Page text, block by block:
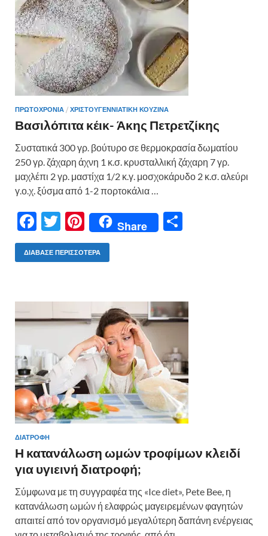
ε
ΠΡΩΤΟΧΡΟΝΙΑ / ΧΡΙΣΤΟΥΓΕΝΝΙΑΤΙΚΗ ΚΟΥΖΙΝΑ
Βασιλόπιτα κέικ- Άκης Πετρετζίκης
Συστατικά 300 γρ. βούτυρο σε θερμοκρασία δωματίου
250 γρ. ζάχαρη άχνη 1 κ.σ. κρυσταλλική ζάχαρη 7 γρ.
μαχλέπι 2 γρ. μαστίχα 1/2 κ.γ. μοσχοκάρυδο 2 κ.σ. αλεύρι
γ.ο.χ. ξύσμα από 1-2 πορτοκάλια …
F
ac
e
o
o
T
w
itt
Pi
nt
er
t
Share
σ
τε
ε
ΔΙΆΒΑΣΕ ΠΕΡΙΣΣΌΤΕΡΑ
ΔΙΑΤΡΟΦΗ
Η κατανάλωση ωμών τροφίμων κλειδί
για υγιεινή διατροφή;
Σύμφωνα με τη συγγραφέα της «Ice diet», Pete Bee, η
κατανάλωση ωμών ή ελαφρώς μαγειρεμένων φαγητών
απαιτεί από τον οργανισμό μεγαλύτερη δαπάνη ενέργειας